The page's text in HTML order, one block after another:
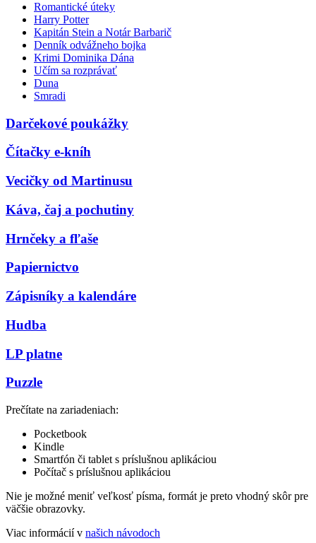
Romantické úteky
Harry Potter
Kapitán Stein a Notár Barbarič
Denník odvážneho bojka
Krimi Dominika Dána
Učím sa rozprávať
Duna
Smradi
Darčekové poukážky
Čítačky e-kníh
Vecičky od Martinusu
Káva, čaj a pochutiny
Hrnčeky a fľaše
Papiernictvo
Zápisníky a kalendáre
Hudba
LP platne
Puzzle
Prečítate na zariadeniach:
Pocketbook
Kindle
Smartfón či tablet s príslušnou aplikáciou
Počítač s príslušnou aplikáciou
Nie je možné meniť veľkosť písma, formát je preto vhodný skôr pre
väčšie obrazovky.
Viac informácií v našich návodoch